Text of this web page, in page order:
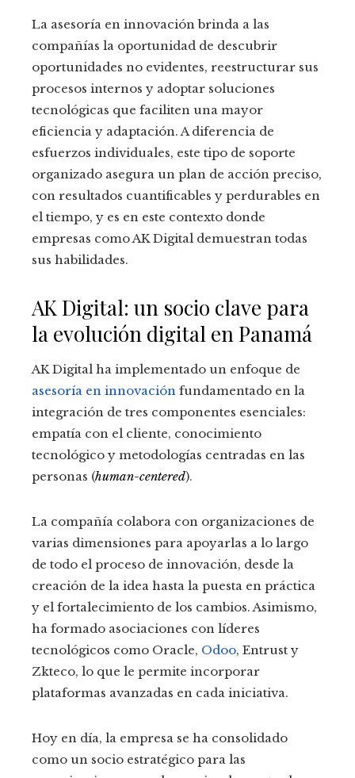
La asesoría en innovación brinda a las
compañías la oportunidad de descubrir
oportunidades no evidentes, reestructurar sus
procesos internos y adoptar soluciones
tecnológicas que faciliten una mayor
eficiencia y adaptación. A diferencia de
esfuerzos individuales, este tipo de soporte
organizado asegura un plan de acción preciso,
con resultados cuantificables y perdurables en
el tiempo, y es en este contexto donde
empresas como AK Digital demuestran todas
sus habilidades.
AK Digital: un socio clave para
la evolución digital en Panamá
AK Digital ha implementado un enfoque de
asesoría en innovación fundamentado en la
integración de tres componentes esenciales:
empatía con el cliente, conocimiento
tecnológico y metodologías centradas en las
personas (human-centered).
La compañía colabora con organizaciones de
varias dimensiones para apoyarlas a lo largo
de todo el proceso de innovación, desde la
creación de la idea hasta la puesta en práctica
y el fortalecimiento de los cambios. Asimismo,
ha formado asociaciones con líderes
tecnológicos como Oracle, Odoo, Entrust y
Zkteco, lo que le permite incorporar
plataformas avanzadas en cada iniciativa.
Hoy en día, la empresa se ha consolidado
como un socio estratégico para las